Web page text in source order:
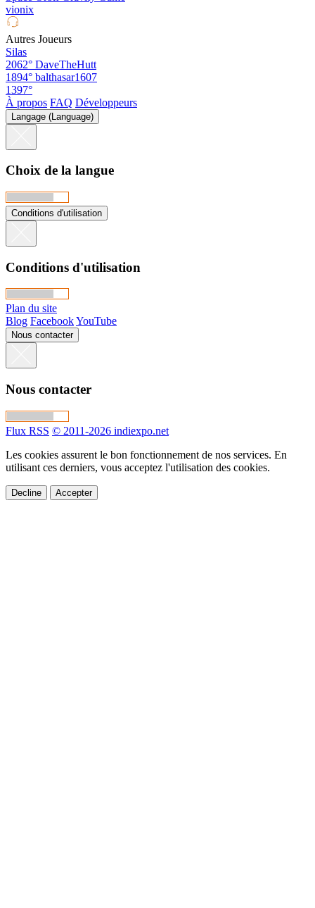
vionix
Autres Joueurs
Silas
2062° DaveTheHutt
1894° balthasar1607
1397°
À propos FAQ Développeurs
Langage (Language)
Choix de la langue
Conditions d'utilisation
Conditions d'utilisation
Plan du site
Blog FacebookYouTube
Nous contacter
Nous contacter
Flux RSS © 2011-2026 indiexpo.net
Les cookies assurent le bon fonctionnement de nos services. En
utilisant ces derniers, vous acceptez l'utilisation des cookies.
Decline Accepter